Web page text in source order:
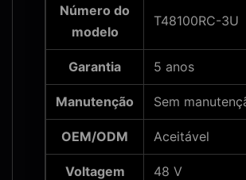
Número do
modelo
T48100RC-3U
Garantia 5 anos
Manutenção Sem
OEM/ODM Aceitável
Voltagem 48 V